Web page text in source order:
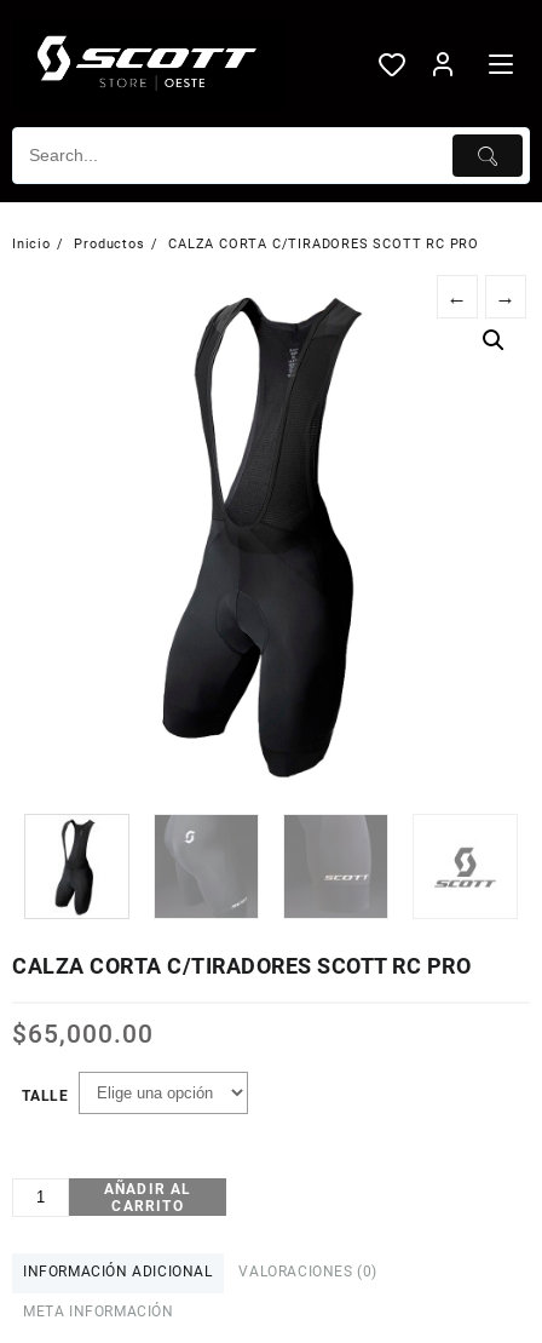
contenido
Inicio Productos CALZA CORTA C/TIRADORES SCOTT RC PRO
← →
CALZA CORTA C/TIRADORES SCOTT RC PRO
$65,000.00
TALLE
CALZA
SCOTT
PRO
AÑADIR AL
CARRITO
INFORMACIÓN ADICIONAL VALORACIONES (0)
META INFORMACIÓN